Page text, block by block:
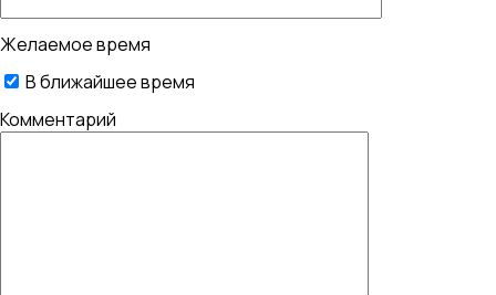
Желаемое время
В ближайшее время
Комментарий